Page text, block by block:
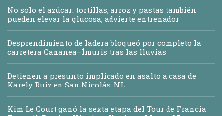
No solo el azúcar: tortillas, arroz y pastas también
pueden elevar la glucosa, advierte entrenador
Desprendimiento de ladera bloqueó por completo la
carretera Cananea–Ímuris tras las lluvias
Detienen a presunto implicado en asalto a casa de
Karely Ruiz en San Nicolás, NL
Kim Le Court ganó la sexta etapa del Tour de Francia